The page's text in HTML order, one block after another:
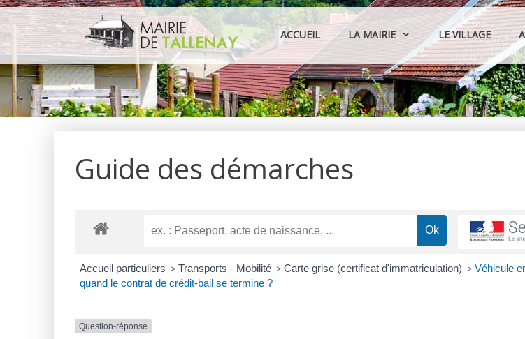
Aller
au
contenu
ACCUEIL LA MAIRIE LE VILLAGE
Guide des démarches
Accueil particuliers > Transports - Mobilité > Carte grise (certificat d'immatriculation) > Véhicule
quand le contrat de crédit-bail se termine ?
Question-réponse